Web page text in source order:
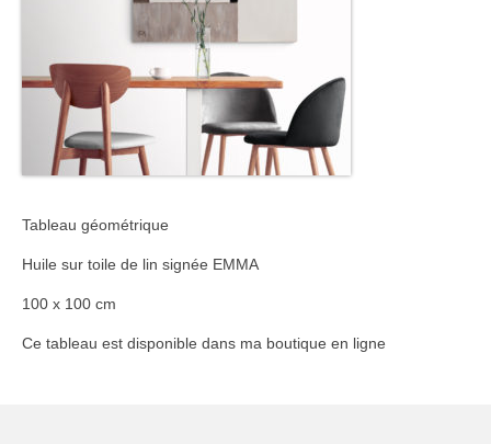
Tableau géométrique
Huile sur toile de lin signée EMMA
100 x 100 cm
Ce tableau est disponible dans ma boutique en ligne